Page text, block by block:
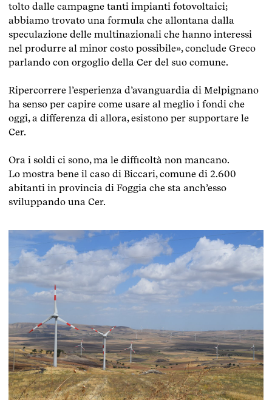
tolto dalle campagne tanti impianti fotovoltaici;
abbiamo trovato una formula che allontana dalla
speculazione delle multinazionali che hanno interessi
nel produrre al minor costo possibile», conclude Greco
parlando con orgoglio della Cer del suo comune.
Ripercorrere l’esperienza d’avanguardia di Melpignano
ha senso per capire come usare al meglio i fondi che
oggi, a differenza di allora, esistono per supportare le
Cer.
Ora i soldi ci sono, ma le difficoltà non mancano.
Lo mostra bene il caso di Biccari, comune di 2.600
abitanti in provincia di Foggia che sta anch’esso
sviluppando una Cer.